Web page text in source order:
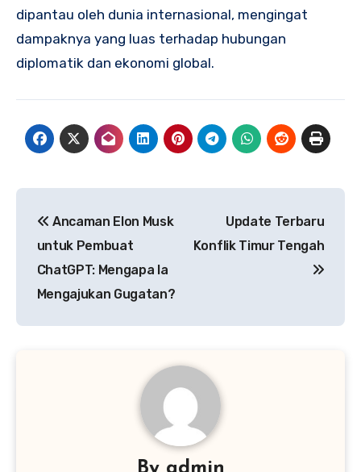
dipantau oleh dunia internasional, mengingat
dampaknya yang luas terhadap hubungan
diplomatik dan ekonomi global.
pos
Ancaman Elon Musk
untuk Pembuat
ChatGPT: Mengapa Ia
Mengajukan Gugatan?
Update Terbaru
Konflik Timur Tengah